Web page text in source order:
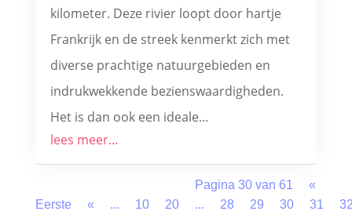
kilometer. Deze rivier loopt door hartje
Frankrijk en de streek kenmerkt zich met
diverse prachtige natuurgebieden en
indrukwekkende bezienswaardigheden.
Het is dan ook een ideale...
lees meer...
Pagina 30 van 61
«
Eerste
« ... 10 20 ... 28 29 30 31